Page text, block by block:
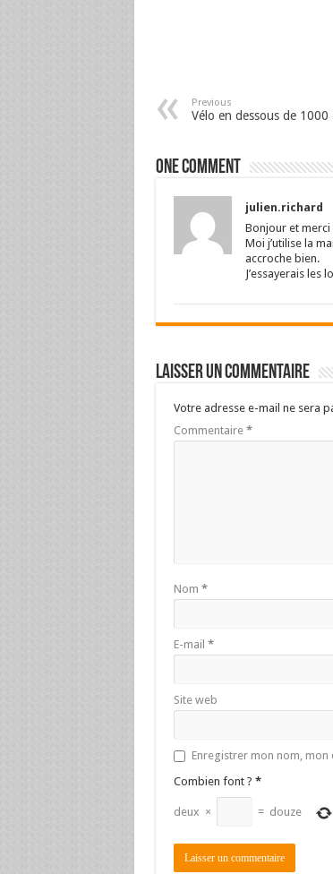
Previous
Vélo en dessous de 1000
One comment
julien.richard
Bonjour et
Moi j’utilise la
accroche bien.
J’essayerais les
Laisser un commentaire
Votre adresse e-mail ne sera
Commentaire *
Nom *
E-mail *
Site web
Enregistrer mon nom,
Combien font ? *
deux × = douze